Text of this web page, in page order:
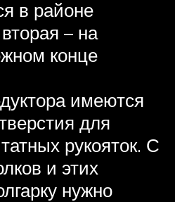
в районе
– на
конце
имеются
для
рукояток. С
и этих
нужно